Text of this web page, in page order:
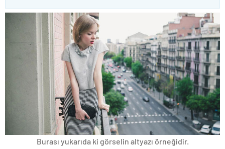
Burası yukarıda ki görselin altyazı örneğidir.